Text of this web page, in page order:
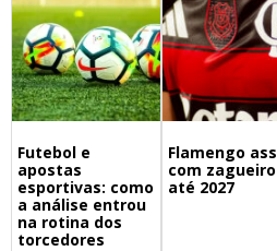
Futebol e
apostas
esportivas: como
a análise entrou
na rotina dos
torcedores
Flamengo
com zagueiro
até 2027